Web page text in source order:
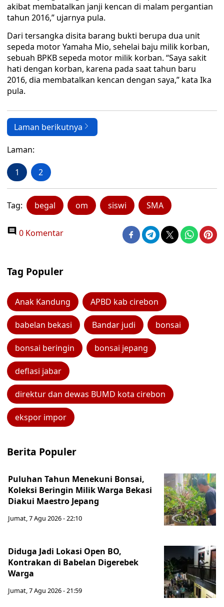
akibat membatalkan janji kencan di malam pergantian
tahun 2016,” ujarnya pula.
Dari tersangka disita barang bukti berupa dua unit
sepeda motor Yamaha Mio, sehelai baju milik korban,
sebuah BPKB sepeda motor milik korban. “Saya sakit
hati dengan korban, karena pada saat tahun baru
2016, dia membatalkan kencan dengan saya,” kata Ika
pula.
Laman berikutnya
Laman:
1 2
Tag: begal om siswi SMA
0 Komentar
Tag Populer
Anak Kandung APBD kab cirebon
babelan bekasi Bandar judi bonsai
bonsai beringin bonsai jepang
deflasi jabar
direktur dan dewas BUMD kota cirebon
ekspor impor
Berita Populer
Puluhan Tahun Menekuni Bonsai,
Koleksi Beringin Milik Warga Bekasi
Diakui Maestro Jepang
Jumat, 7 Agu 2026 - 22:10
Diduga Jadi Lokasi Open BO,
Kontrakan di Babelan Digerebek
Warga
Jumat, 7 Agu 2026 - 21:59